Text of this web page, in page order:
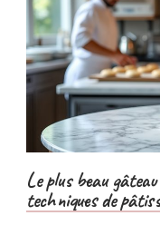
Le plus beau
techniques de